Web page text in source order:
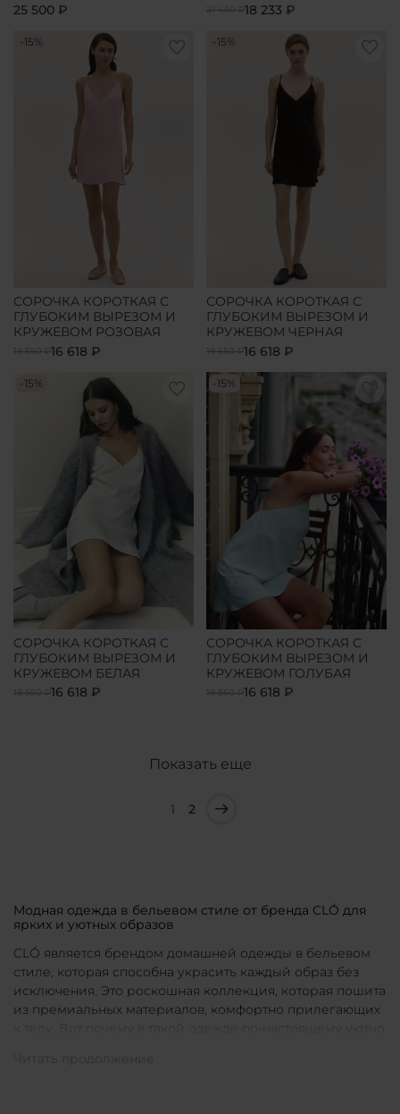
25 500 ₽
21 450 ₽18 233 ₽
-15%
СОРОЧКА КОРОТКАЯ С
ГЛУБОКИМ ВЫРЕЗОМ И
КРУЖЕВОМ РОЗОВАЯ
19 550 ₽16 618 ₽
-15%
СОРОЧКА КОРОТКАЯ С
ГЛУБОКИМ ВЫРЕЗОМ И
КРУЖЕВОМ ЧЕРНАЯ
19 550 ₽16 618 ₽
-15%
СОРОЧКА КОРОТКАЯ С
ГЛУБОКИМ ВЫРЕЗОМ И
КРУЖЕВОМ БЕЛАЯ
19 550 ₽16 618 ₽
-15%
СОРОЧКА КОРОТКАЯ С
ГЛУБОКИМ ВЫРЕЗОМ И
КРУЖЕВОМ ГОЛУБАЯ
19 550 ₽16 618 ₽
Показать еще
1 2
Модная одежда в бельевом стиле от бренда CLÓ для
ярких и уютных образов
CLÓ является брендом домашней одежды в бельевом
стиле, которая способна украсить каждый образ без
исключения. Это роскошная коллекция, которая пошита
из премиальных материалов, комфортно прилегающих
к телу. Вот почему в такой одежде по-настоящему уютно